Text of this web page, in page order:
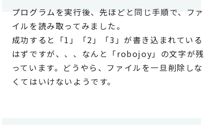
プログラムを実行後、先ほどと同じ手順で、ファ
イルを読み取ってみました。
成功すると「1」「2」「3」が書き込まれている
はずですが、、、なんと「robojoy」の文字が残
っています。どうやら、ファイルを一旦削除しな
くてはいけないようです。